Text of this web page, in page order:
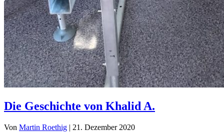
Die Geschichte von Khalid A.
Von Martin Roethig | 21. Dezember 2020